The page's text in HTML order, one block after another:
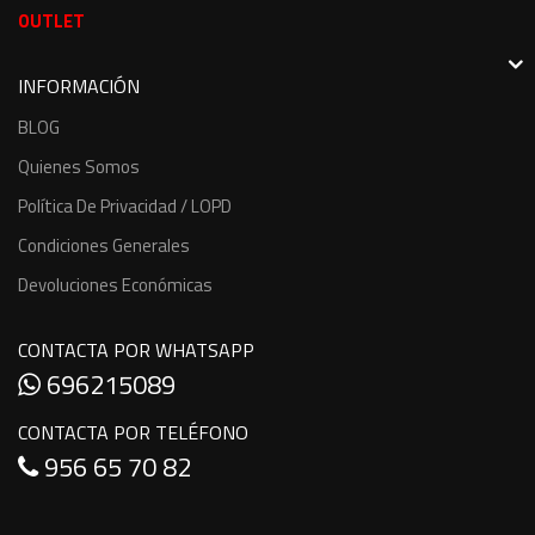
OUTLET
INFORMACIÓN
BLOG
Quienes Somos
Política De Privacidad / LOPD
Condiciones Generales
Devoluciones Económicas
CONTACTA POR WHATSAPP
696215089
CONTACTA POR TELÉFONO
956 65 70 82